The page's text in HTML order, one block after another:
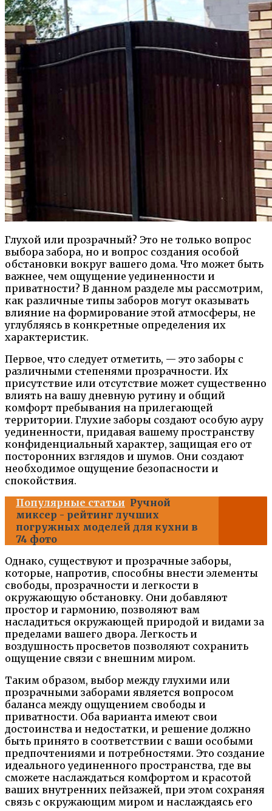
Глухой или прозрачный? Это не только вопрос
выбора забора, но и вопрос создания особой
обстановки вокруг вашего дома. Что может быть
важнее, чем ощущение уединенности и
приватности? В данном разделе мы рассмотрим,
как различные типы заборов могут оказывать
влияние на формирование этой атмосферы, не
углубляясь в конкретные определения их
характеристик.
Первое, что следует отметить, — это заборы с
различными степенями прозрачности. Их
присутствие или отсутствие может существенно
влиять на вашу дневную рутину и общий
комфорт пребывания на прилегающей
территории. Глухие заборы создают особую ауру
уединенности, придавая вашему пространству
конфиденциальный характер, защищая его от
посторонних взглядов и шумов. Они создают
необходимое ощущение безопасности и
спокойствия.
Популярные статьи Ручной
миксер - рейтинг лучших
погружных моделей для кухни в
74 фото
Однако, существуют и прозрачные заборы,
которые, напротив, способны внести элементы
свободы, прозрачности и легкости в
окружающую обстановку. Они добавляют
простор и гармонию, позволяют вам
насладиться окружающей природой и видами за
пределами вашего двора. Легкость и
воздушность просветов позволяют сохранить
ощущение связи с внешним миром.
Таким образом, выбор между глухими или
прозрачными заборами является вопросом
баланса между ощущением свободы и
приватности. Оба варианта имеют свои
достоинства и недостатки, и решение должно
быть принято в соответствии с ваши особыми
предпочтениями и потребностями. Это создание
идеального уединенного пространства, где вы
сможете наслаждаться комфортом и красотой
ваших внутренних пейзажей, при этом сохраняя
связь с окружающим миром и наслаждаясь его